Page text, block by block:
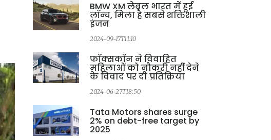
BMW XM लेबल भारत में हुई
लॉन्च, मिला है सबसे शक्तिशाली
इंजन
2024-09-17T11:10
फॉक्सकॉन ने विवाहित
महिलाओं को नौकरी नहीं देने
के विवाद पर दी प्रतिक्रिया
2024-06-27T18:50
Tata Motors shares surge
2% on debt-free target by
2025